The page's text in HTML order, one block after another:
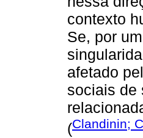
contexto
Se, por
afetado
sociais de
(Clandinin;